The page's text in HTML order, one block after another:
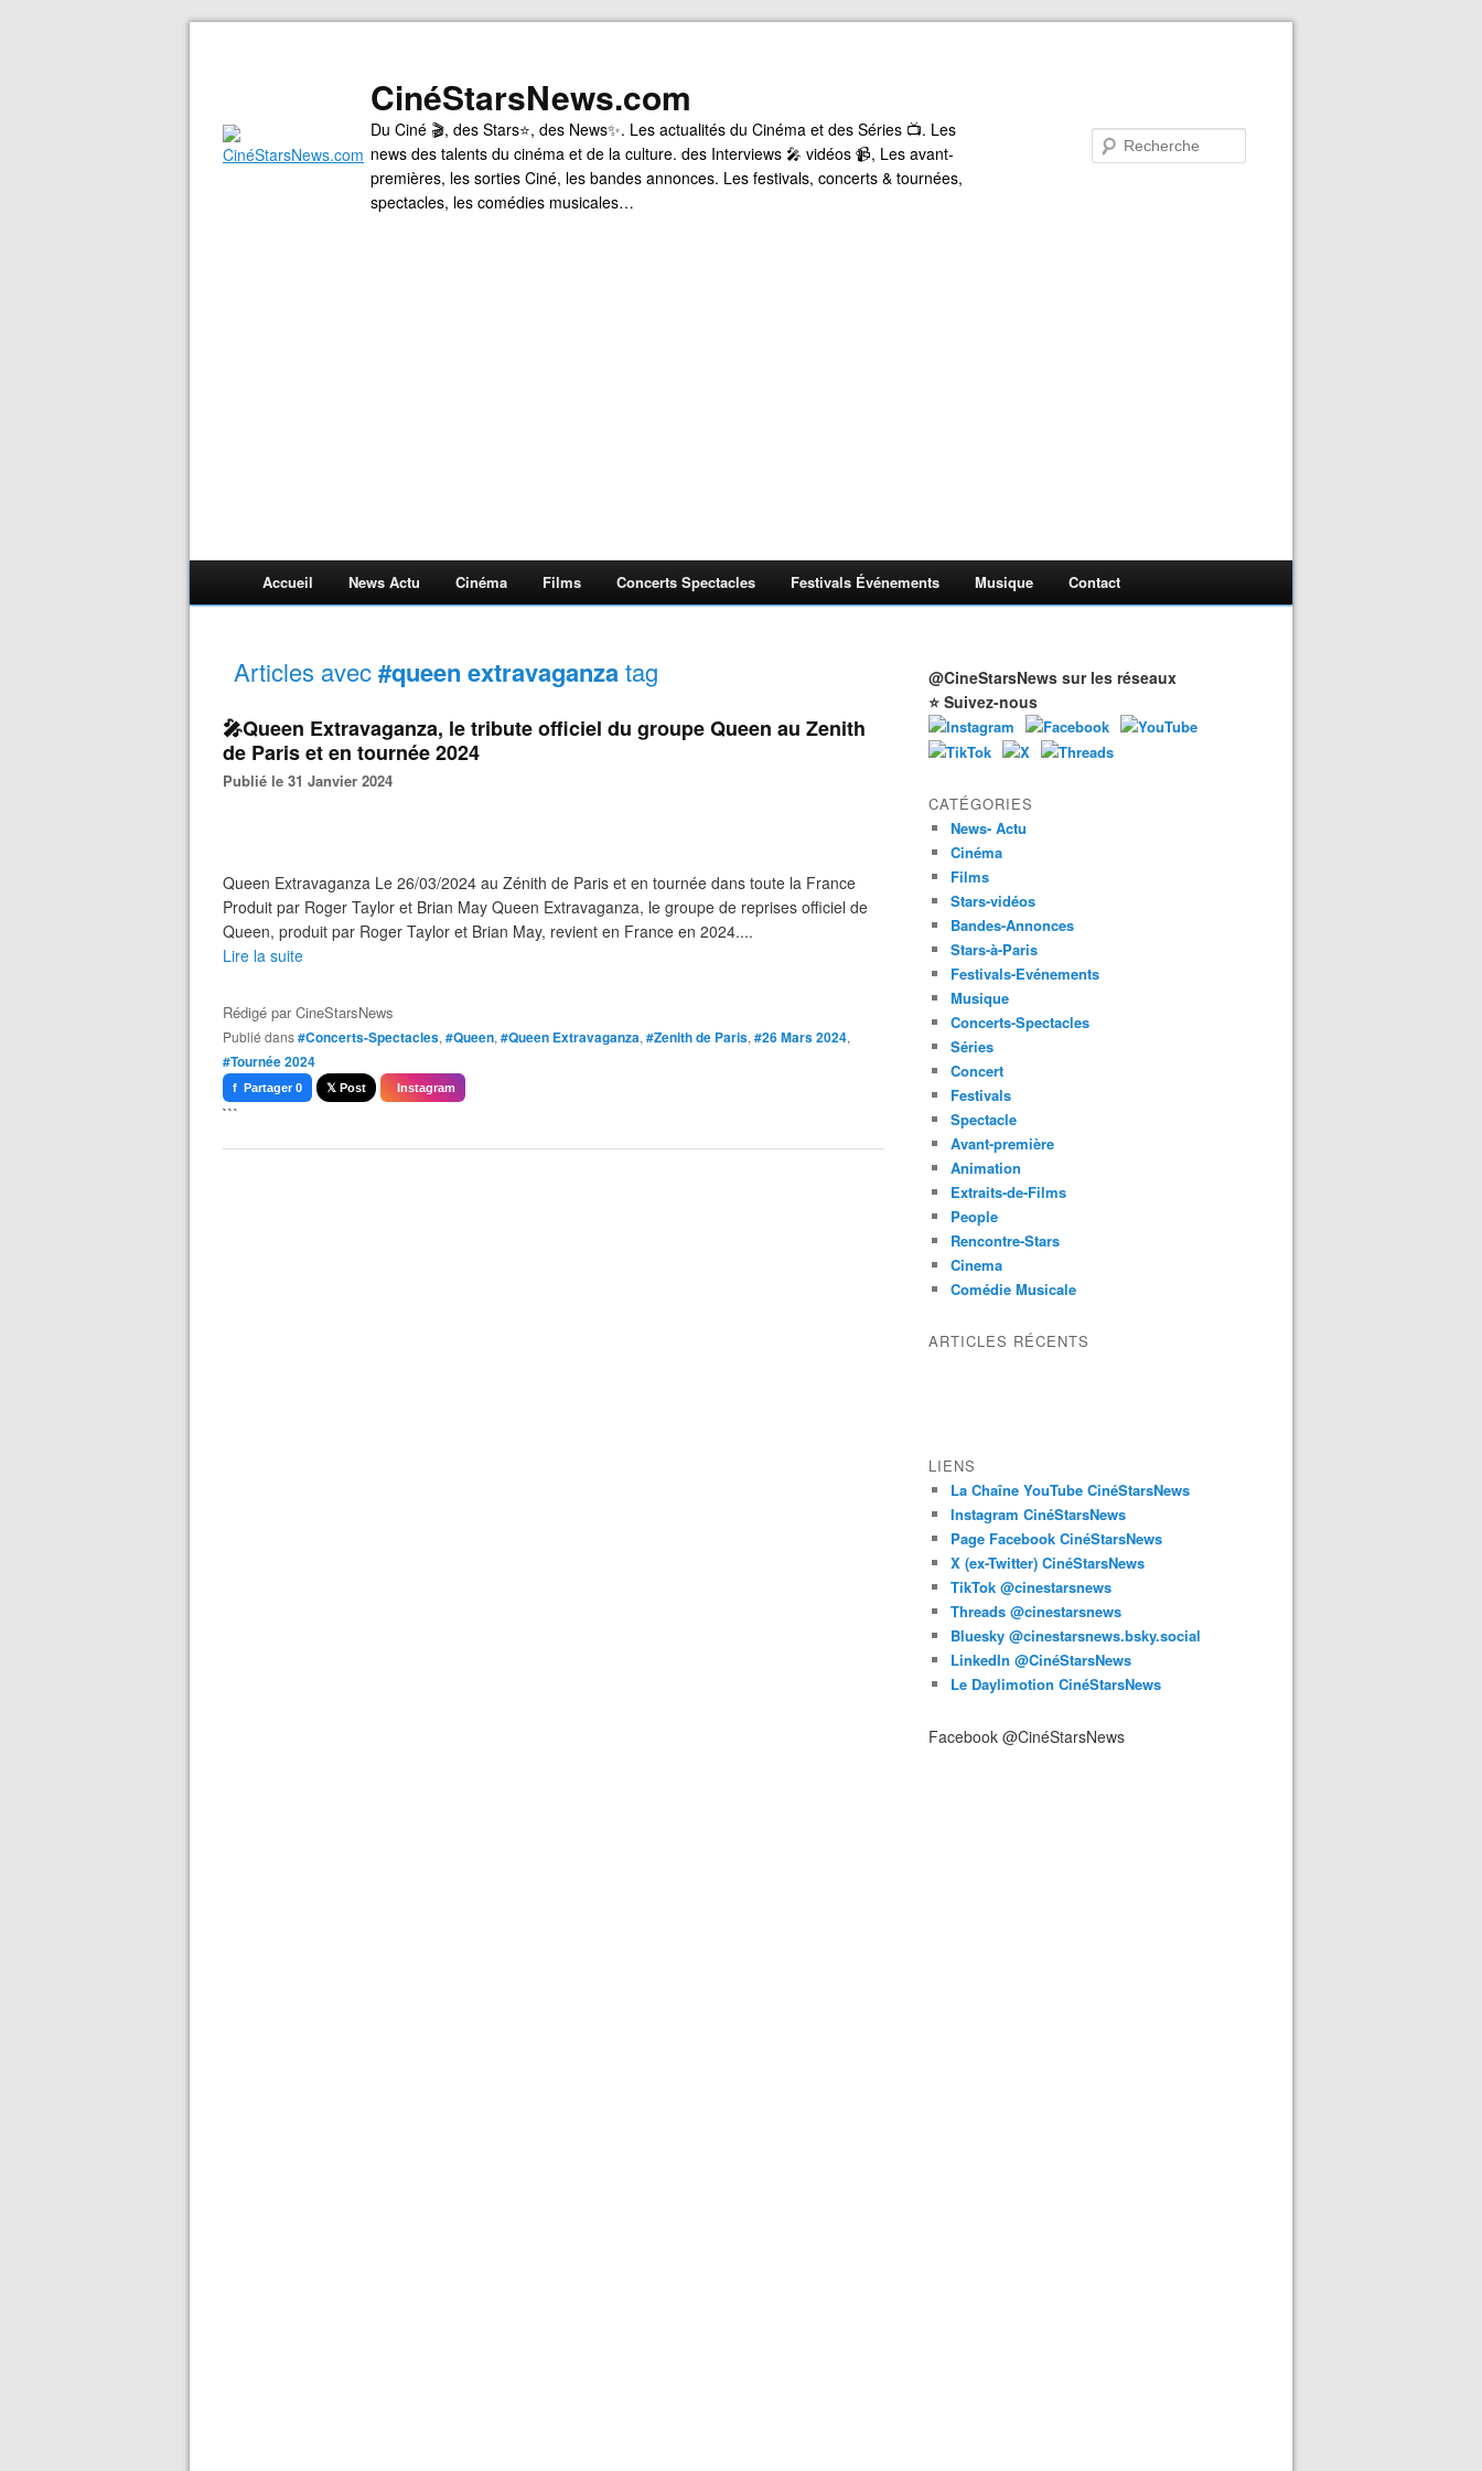
CinéStarsNews.com
Du Ciné 🎬, des Stars⭐, des News✨. Les actualités du Cinéma et des Séries 📺. Les
news des talents du cinéma et de la culture. des Interviews 🎤 vidéos 📹, Les avant-
premières, les sorties Ciné, les bandes annonces. Les festivals, concerts & tournées,
spectacles, les comédies musicales…
Accueil News Actu Cinéma Films Concerts Spectacles Festivals Événements Musique Contact
Articles avec#queen extravaganzatag
🎤Queen Extravaganza, le tribute officiel du groupe Queen au Zenith
de Paris et en tournée 2024
Publié le 31 Janvier 2024
Queen Extravaganza Le 26/03/2024 au Zénith de Paris et en tournée dans toute la France
Produit par Roger Taylor et Brian May Queen Extravaganza, le groupe de reprises officiel de
Queen, produit par Roger Taylor et Brian May, revient en France en 2024....
Lire la suite
Rédigé parCineStarsNews
Publié dans#Concerts-Spectacles, #Queen, #Queen Extravaganza, #Zenith de Paris, #26 Mars 2024,
#Tournée 2024
f Partager 0 𝕏 Post Instagram
```
@CineStarsNews sur les réseaux
⭐ Suivez-nous
CATÉGORIES
News- Actu
Cinéma
Films
Stars-vidéos
Bandes-Annonces
Stars-à-Paris
Festivals-Evénements
Musique
Concerts-Spectacles
Séries
Concert
Festivals
Spectacle
Avant-première
Animation
Extraits-de-Films
People
Rencontre-Stars
Cinema
Comédie Musicale
ARTICLES RÉCENTS
LIENS
La Chaîne YouTube CinéStarsNews
Instagram CinéStarsNews
Page Facebook CinéStarsNews
X (ex-Twitter) CinéStarsNews
TikTok @cinestarsnews
Threads @cinestarsnews
Bluesky @cinestarsnews.bsky.social‬
LinkedIn @CinéStarsNews
Le Daylimotion CinéStarsNews
Facebook @CinéStarsNews